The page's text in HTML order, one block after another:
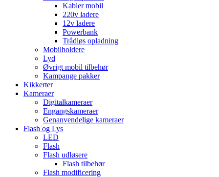
Kabler mobil
220v ladere
12v ladere
Powerbank
Trådløs opladning
Mobilholdere
Lyd
Øvrigt mobil tilbehør
Kampange pakker
Kikkerter
Kameraer
Digitalkameraer
Engangskameraer
Genanvendelige kameraer
Flash og Lys
LED
Flash
Flash udløsere
Flash tilbehør
Flash modificering